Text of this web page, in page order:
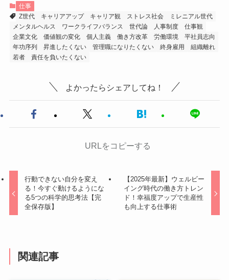
仕事
Z世代
キャリアアップ キャリア観 ストレス社会
ミレニアル世代
メンタルヘルス
ワークライフバランス 世代論 人事制度
仕事観
企業文化
価値観の変化 個人主義 働き方改革 労働環境
平社員志向
年功序列
昇進したくない 管理職になりたくない 終身雇用
組織離れ
若者
責任を負いたくない
よかったらシェアしてね！
URLをコピーする
行動できない自分を変え
る！今すぐ動けるようにな
る5つの科学的思考法【完
全保存版】
【2025年最新】ウェルビー
イング時代の働き方トレン
ド！幸福度アップで生産性
も向上する仕事術
関連記事